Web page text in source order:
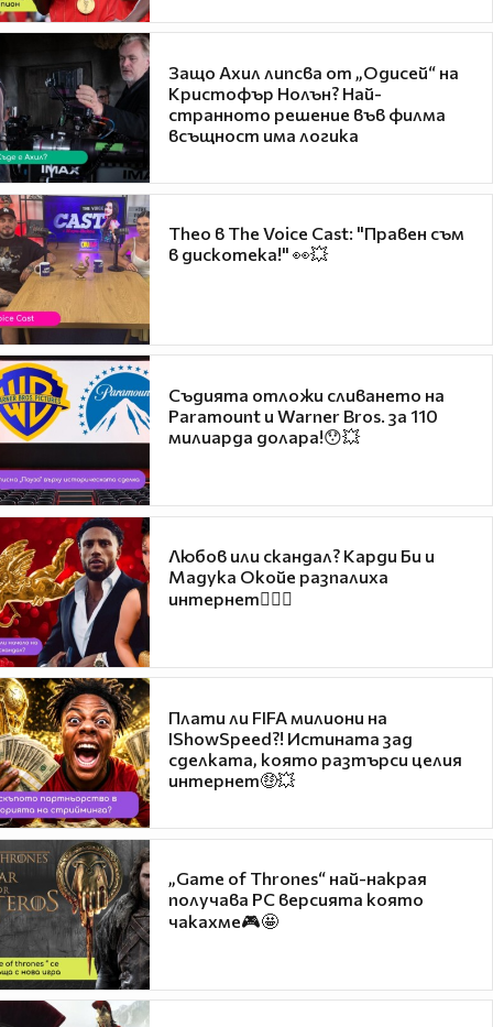
Защо Ахил липсва от „Одисей“ на
Кристофър Нолън? Най-
странното решение във филма
всъщност има логика
Theo в The Voice Cast: "Правен съм
в дискотека!" 👀💥
Съдията отложи сливането на
Paramount и Warner Bros. за 110
милиарда долара!😯💥
Любов или скандал? Карди Би и
Мадука Окойе разпалиха
интернет❤️‍🔥🔥
Плати ли FIFA милиони на
IShowSpeed?! Истината зад
сделката, която разтърси целия
интернет🤑💥
„Game of Thrones“ най-накрая
получава PC версията която
чакахме🎮🤩